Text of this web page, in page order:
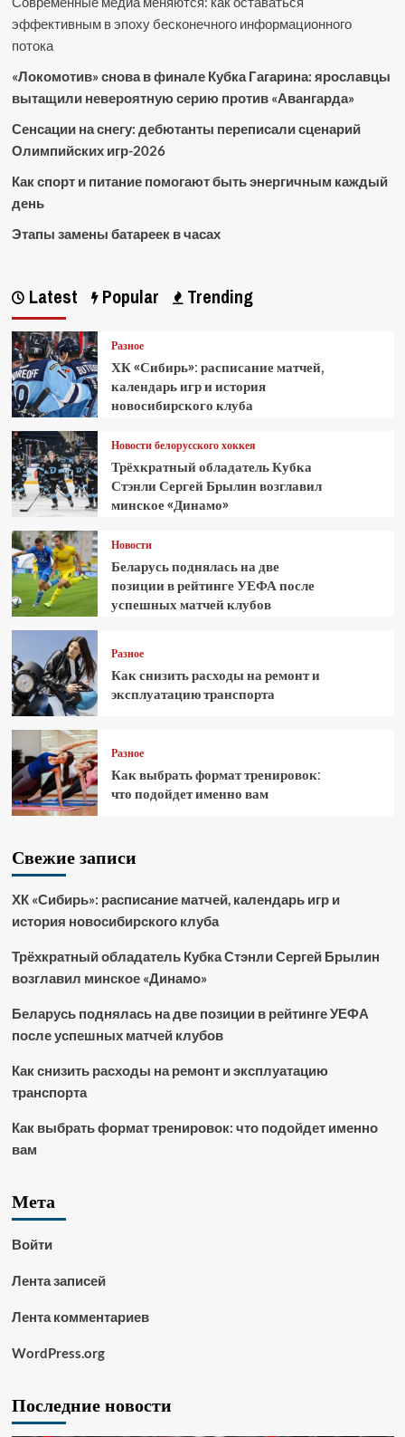
эффективным в эпоху бесконечного информационного
потока
«Локомотив» снова в финале Кубка Гагарина: ярославцы
вытащили невероятную серию против «Авангарда»
Сенсации на снегу: дебютанты переписали сценарий
Олимпийских игр-2026
Как спорт и питание помогают быть энергичным каждый
день
Этапы замены батареек в часах
Latest Popular Trending
Разное
ХК «Сибирь»: расписание матчей,
календарь игр и история
новосибирского клуба
Новости белорусского хоккея
Трёхкратный обладатель Кубка
Стэнли Сергей Брылин возглавил
минское «Динамо»
Новости
Беларусь поднялась на две
позиции в рейтинге УЕФА после
успешных матчей клубов
Разное
Как снизить расходы на ремонт и
эксплуатацию транспорта
Разное
Как выбрать формат тренировок:
что подойдет именно вам
Свежие записи
ХК «Сибирь»: расписание матчей, календарь игр и
история новосибирского клуба
Трёхкратный обладатель Кубка Стэнли Сергей Брылин
возглавил минское «Динамо»
Беларусь поднялась на две позиции в рейтинге УЕФА
после успешных матчей клубов
Как снизить расходы на ремонт и эксплуатацию
транспорта
Как выбрать формат тренировок: что подойдет именно
вам
Мета
Войти
Лента записей
Лента комментариев
WordPress.org
Последние новости